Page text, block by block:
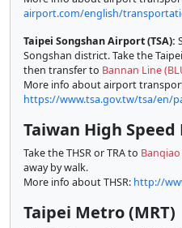
airport.com/english/
Taipei Songshan Airport (TSA):
Songshan district. Take the
then transfer to Bannan Line
More info about airport
https://www.tsa.gov.tw/tsa/en/
Taiwan High Speed
Take the THSR or TRA to
away by walk.
More info about THSR: http://
Taipei Metro (MRT)